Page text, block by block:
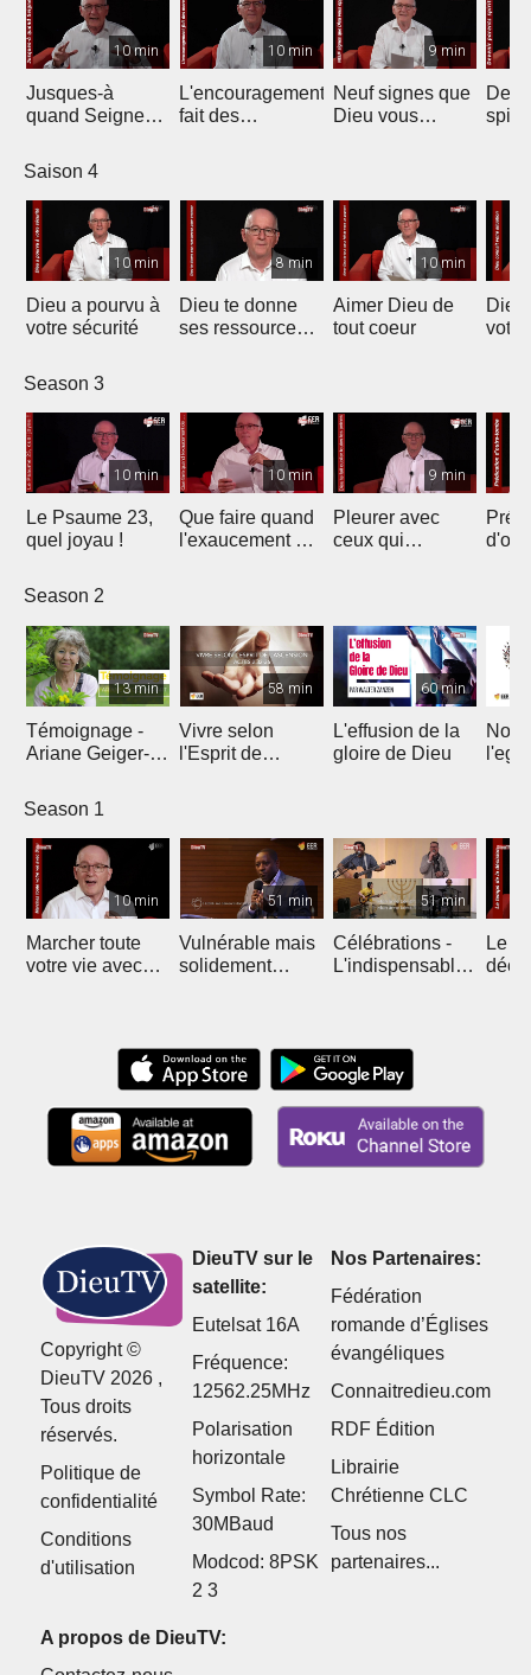
10 min
Jusques-à
quand Seigneur
10 min
L'encouragement
fait des
9 min
Neuf signes que
Dieu vous
Saison 4
10 min
Dieu a pourvu à
votre sécurité
8 min
Dieu te donne
ses ressources
10 min
Aimer Dieu de
tout coeur
Dieu
Season 3
10 min
Le Psaume 23,
quel joyau !
10 min
Que faire quand
l'exaucement de
9 min
Pleurer avec
ceux qui
Season 2
13 min
Témoignage -
Ariane Geiger-
58 min
Vivre selon
l'Esprit de
60 min
L'effusion de la
gloire de Dieu
Season 1
10 min
Marcher toute
votre vie avec
51 min
Vulnérable mais
solidement
51 min
Célébrations -
L'indispensable
Le
Copyright ©
DieuTV 2026 ,
Tous droits
réservés.
Politique de
confidentialité
Conditions
d'utilisation
DieuTV sur le
satellite:
Eutelsat 16A
Fréquence:
12562.25MHz
Polarisation
horizontale
Symbol Rate:
30MBaud
Modcod: 8PSK
2 3
Nos Partenaires:
Fédération
romande d’Églises
évangéliques
Connaitredieu.com
RDF Édition
Librairie
Chrétienne CLC
Tous nos
partenaires...
A propos de DieuTV: